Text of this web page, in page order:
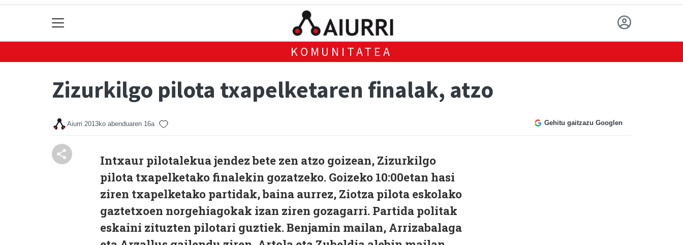
KOMUNITATEA
Zizurkilgo pilota txapelketaren finalak, atzo
Aiurri 2013ko abenduaren 16a Gehitu gaitzazu Googlen
Intxaur pilotalekua jendez bete zen atzo goizean, Zizurkilgo
pilota txapelketako finalekin gozatzeko. Goizeko 10:00etan hasi
ziren txapelketako partidak, baina aurrez, Ziotza pilota eskolako
gaztetxoen norgehiagokak izan ziren gozagarri. Partida politak
eskaini zituzten pilotari guztiek. Benjamin mailan, Arrizabalaga